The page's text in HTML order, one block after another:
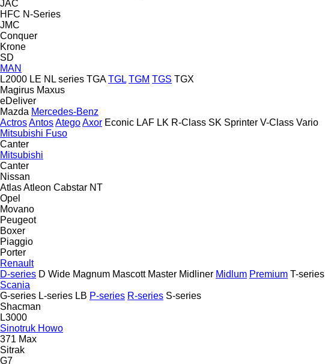
JAC
HFC N-Series
JMC
Conquer
Krone
SD
MAN
L2000 LE NL series TGA TGL TGM TGS TGX
Magirus Maxus
eDeliver
Mazda Mercedes-Benz
ActrosAntosAtegoAxor Econic LAF LK R-Class SK Sprinter V-Class Vario
Mitsubishi Fuso
Canter
Mitsubishi
Canter
Nissan
AtlasAtleon Cabstar NT
Opel
Movano
Peugeot
Boxer
Piaggio
Porter
Renault
D-series D Wide Magnum Mascott Master Midliner Midlum Premium T-series
Scania
G-series L-series LB P-series R-series S-series
Shacman
L3000
Sinotruk Howo
371 Max
Sitrak
G7